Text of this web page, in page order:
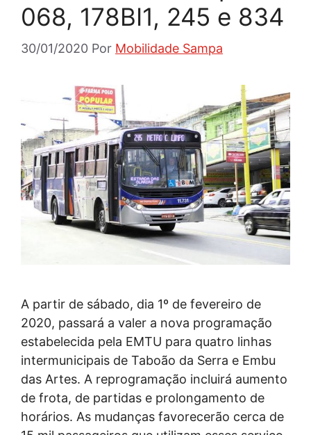
068, 178BI1, 245 e 834
30/01/2020 Por Mobilidade Sampa
A partir de sábado, dia 1º de fevereiro de
2020, passará a valer a nova programação
estabelecida pela EMTU para quatro linhas
intermunicipais de Taboão da Serra e Embu
das Artes. A reprogramação incluirá aumento
de frota, de partidas e prolongamento de
horários. As mudanças favorecerão cerca de